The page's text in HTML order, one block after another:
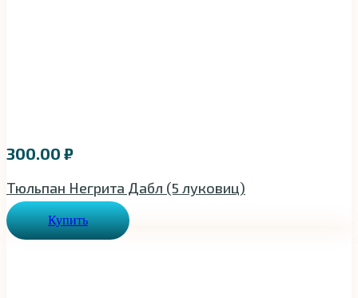
300.00 ₽
Тюльпан Негрита Дабл (5 луковиц)
Купить